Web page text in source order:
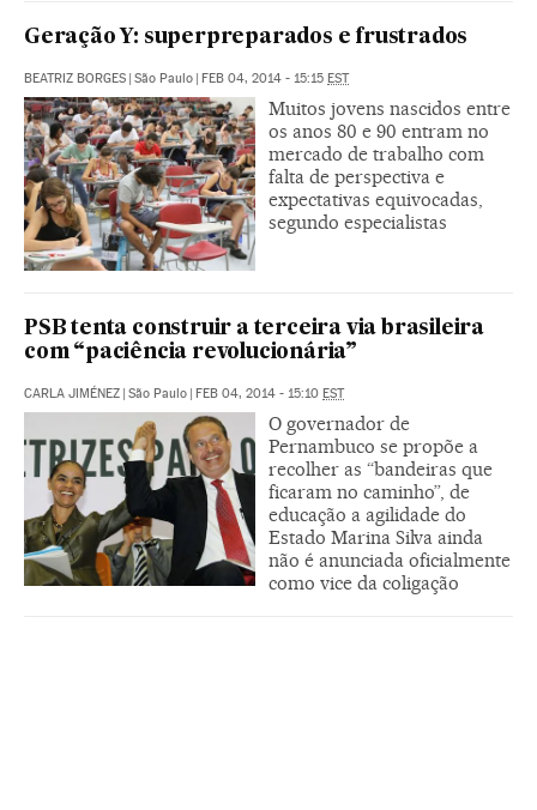
Geração Y: superpreparados e frustrados
BEATRIZ BORGES | São Paulo | FEB 04, 2014 - 15:15 EST
Muitos jovens nascidos entre
os anos 80 e 90 entram no
mercado de trabalho com
falta de perspectiva e
expectativas equivocadas,
segundo especialistas
PSB tenta construir a terceira via brasileira
com “paciência revolucionária”
CARLA JIMÉNEZ | São Paulo | FEB 04, 2014 - 15:10 EST
O governador de
Pernambuco se propõe a
recolher as “bandeiras que
ficaram no caminho”, de
educação a agilidade do
Estado Marina Silva ainda
não é anunciada oficialmente
como vice da coligação